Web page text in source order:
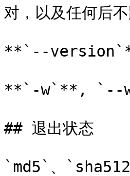
对，以及任何后
**`--version`**
**`-w`**, `--
## 退出状态
`md5`、